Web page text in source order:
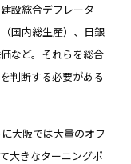
設総合デフレータ
国内総生産）、日銀
など。それらを総合
判断する必要がある
大阪では大量のオフ
大きなターニングポ